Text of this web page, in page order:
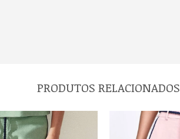
PRODUTOS RELACIONADOS